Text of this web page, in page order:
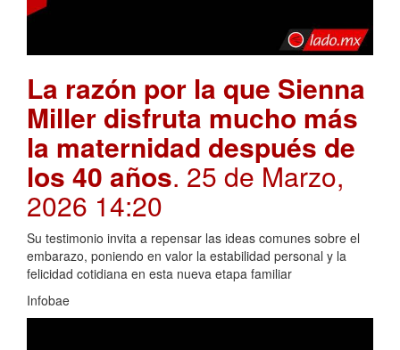
La razón por la que Sienna
Miller disfruta mucho más
la maternidad después de
los 40 años. 25 de Marzo,
2026 14:20
Su testimonio invita a repensar las ideas comunes sobre el
embarazo, poniendo en valor la estabilidad personal y la
felicidad cotidiana en esta nueva etapa familiar
Infobae